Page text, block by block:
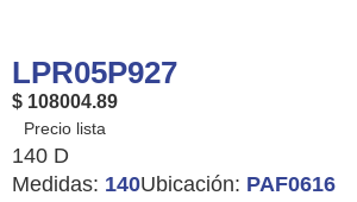
LPR05P927
$ 108004.89
140 D
Medidas: 140Ubicación: PAF0616